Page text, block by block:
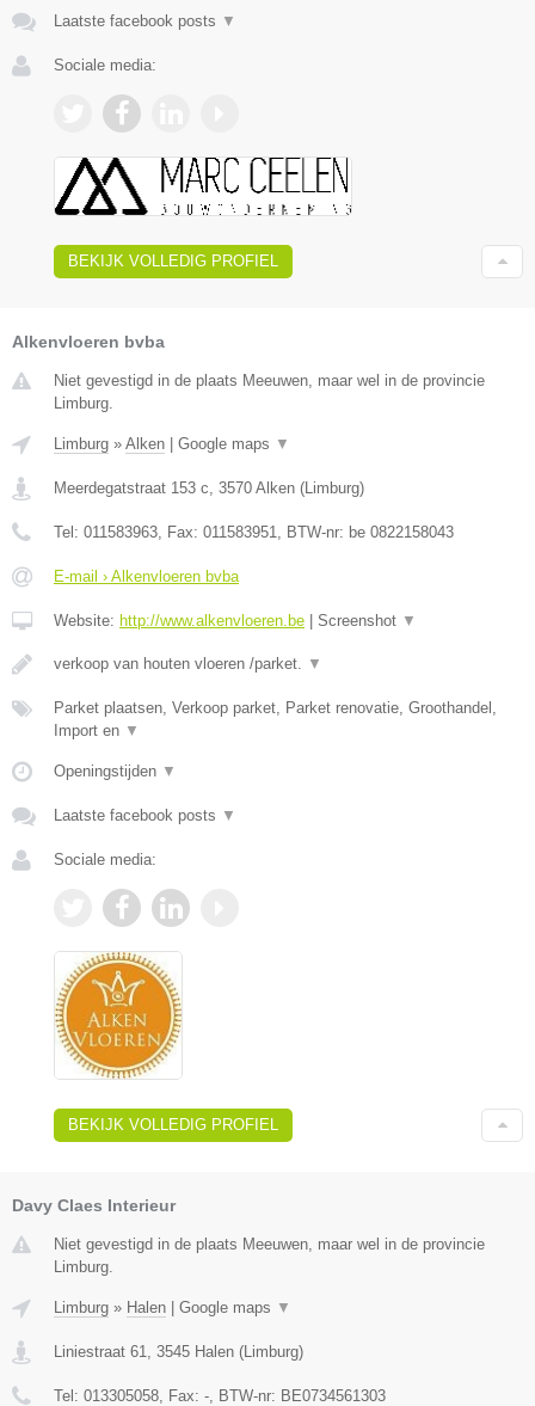
Laatste facebook posts ▼
Sociale media:
BEKIJK VOLLEDIG PROFIEL
Alkenvloeren bvba
Niet gevestigd in de plaats Meeuwen, maar wel in de provincie
Limburg.
Limburg » Alken | Google maps ▼
Meerdegatstraat 153 c 3570 Alken (Limburg)
Tel: 011583963 , Fax: 011583951 , BTW-nr: be 0822158043
E-mail › Alkenvloeren bvba
Website: http://www.alkenvloeren.be | Screenshot ▼
verkoop van houten vloeren /parket. ▼
Parket plaatsen, Verkoop parket, Parket renovatie, Groothandel,
Import en ▼
Openingstijden ▼
Laatste facebook posts ▼
Sociale media:
BEKIJK VOLLEDIG PROFIEL
Davy Claes Interieur
Niet gevestigd in de plaats Meeuwen, maar wel in de provincie
Limburg.
Limburg » Halen | Google maps ▼
Liniestraat 61 3545 Halen (Limburg)
Tel: 013305058 , Fax: - , BTW-nr: BE0734561303